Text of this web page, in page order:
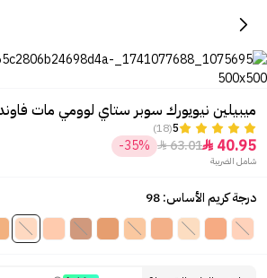
ميبيلين نيويورك سوبر ستاي لوومي مات
5
(18)
40.95

63.01

-35%
شامل الضريبة
درجة كريم الأساس: 98